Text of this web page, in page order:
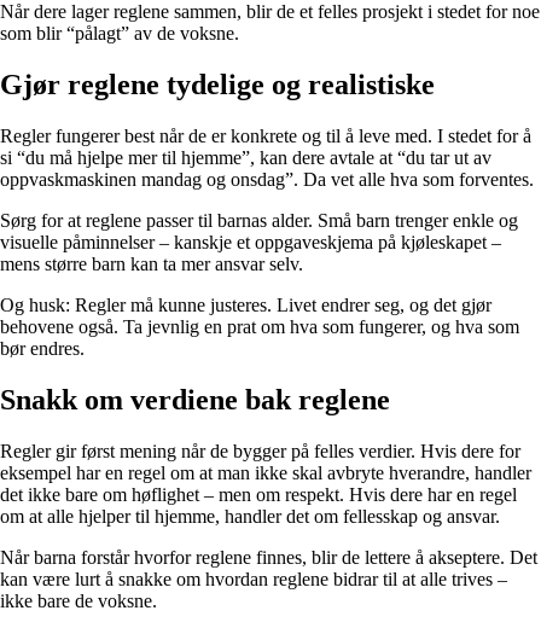
Når dere lager reglene sammen, blir de et felles prosjekt i stedet for noe
som blir “pålagt” av de voksne.
Gjør reglene tydelige og realistiske
Regler fungerer best når de er konkrete og til å leve med. I stedet for å
si “du må hjelpe mer til hjemme”, kan dere avtale at “du tar ut av
oppvaskmaskinen mandag og onsdag”. Da vet alle hva som forventes.
Sørg for at reglene passer til barnas alder. Små barn trenger enkle og
visuelle påminnelser – kanskje et oppgaveskjema på kjøleskapet –
mens større barn kan ta mer ansvar selv.
Og husk: Regler må kunne justeres. Livet endrer seg, og det gjør
behovene også. Ta jevnlig en prat om hva som fungerer, og hva som
bør endres.
Snakk om verdiene bak reglene
Regler gir først mening når de bygger på felles verdier. Hvis dere for
eksempel har en regel om at man ikke skal avbryte hverandre, handler
det ikke bare om høflighet – men om respekt. Hvis dere har en regel
om at alle hjelper til hjemme, handler det om fellesskap og ansvar.
Når barna forstår hvorfor reglene finnes, blir de lettere å akseptere. Det
kan være lurt å snakke om hvordan reglene bidrar til at alle trives –
ikke bare de voksne.